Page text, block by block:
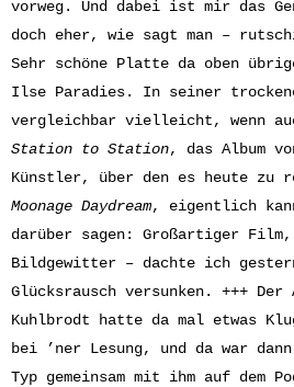
vorweg. Und dabei ist mir das
doch eher, wie sagt man –
Sehr schöne Platte da oben
Ilse Paradies. In seiner
vergleichbar vielleicht, wenn
Station to Station, das Album
Künstler, über den es heute zu
Moonage Daydream, eigentlich
darüber sagen: Großartiger Film,
Bildgewitter – dachte ich
Glücksrausch versunken. +++
Kuhlbrodt hatte da mal etwas
bei ’ner Lesung, und da war
Typ gemeinsam mit ihm auf dem